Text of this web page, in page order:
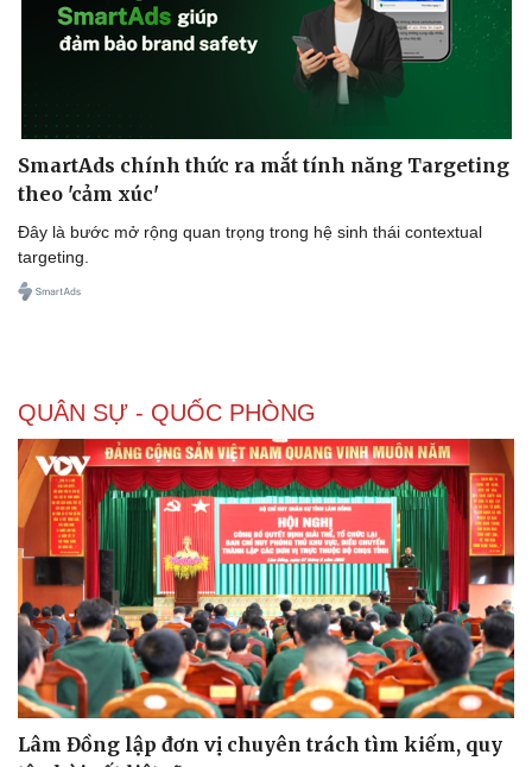
Doanh nghiệp
Thông tin doanh nghiệp
Doanh nghiệp 24h
Doanh nhân
Sành điệu
Tin Công nghệ
SmartAds chính thức ra mắt tính năng Targeting
theo 'cảm xúc'
Đây là bước mở rộng quan trọng trong hệ sinh thái contextual
targeting.
QUÂN SỰ - QUỐC PHÒNG
Lâm Đồng lập đơn vị chuyên trách tìm kiếm, quy